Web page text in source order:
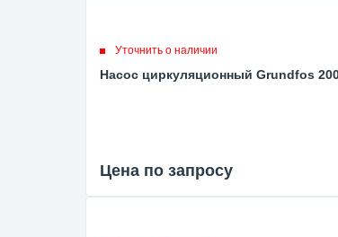
Уточнить о наличии
Насос циркуляционный Grundfos 200
Цена по запросу